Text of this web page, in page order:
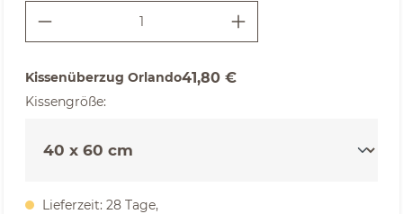
Kissenüberzug Orlando41,80 €
Kissengrößeauswählen
:
Lieferzeit: 28 Tage,